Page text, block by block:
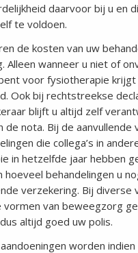
daarvoor bij u en
te voldoen.
de kosten van uw
Alleen wanneer u niet of
voor fysiotherapie krijgt
Ook bij rechtstreekse
blijft u altijd zelf
de nota. Bij de aanvullende
die collega’s in
in hetzelfde jaar hebben
hoeveel behandelingen u
verzekering. Bij diverse
vormen van beweegzorg
altijd goed uw polis.
worden